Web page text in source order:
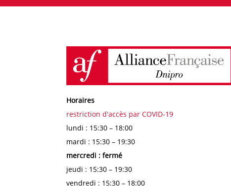
Horaires
restriction d'accès par COVID-19
lundi : 15:30 – 18:00
mardi : 15:30 – 19:30
mercredi : fermé
jeudi : 15:30 – 19:30
vendredi : 15:30 – 18:00